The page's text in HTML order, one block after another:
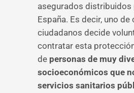
asegurados distribuidos
España. Es decir, uno de
ciudadanos decide
contratar esta
de personas de muy
socioeconómicos que
servicios sanitarios